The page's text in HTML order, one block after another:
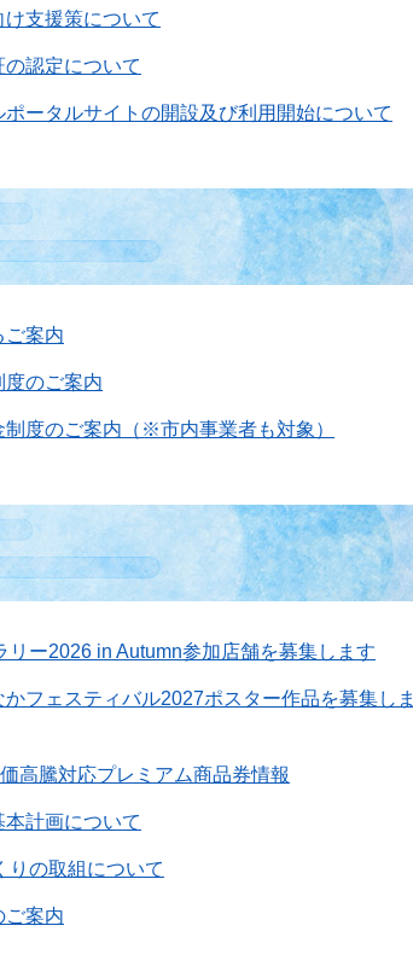
支援策について
認定について
ータルサイトの開設及び利用開始について
ご案内
度のご案内
度のご案内（※市内事業者も対象）
リー2026 in Autumn参加店舗を募集します
かフェスティバル2027ポスター作品を募集しま
高騰対応プレミアム商品券情報
計画について
りの取組について
ご案内